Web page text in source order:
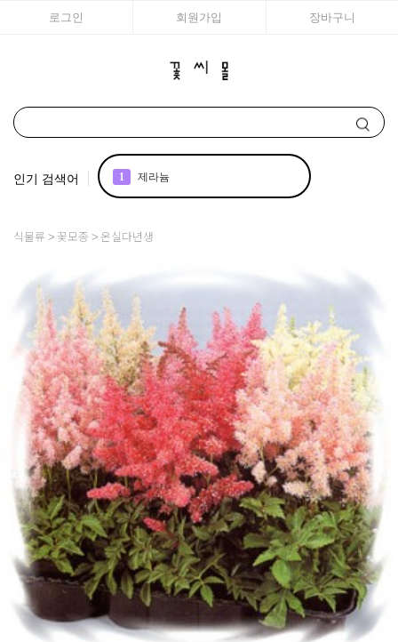
로그인 회원가입 장바구니
인기 검색어 1 제라늄
5 백합
6 채송화
7 시계초
8 플록스
9 리갈
10 장미
식물류 꽃모종 온실다년생